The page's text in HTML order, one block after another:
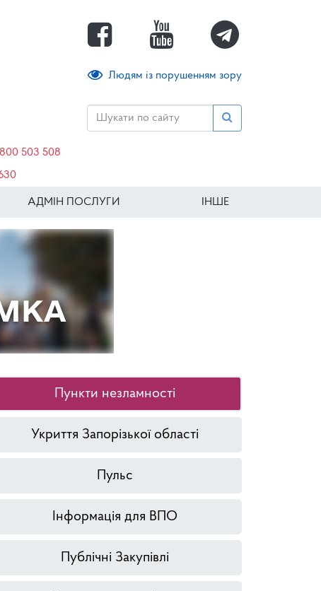
Людям із порушенням зору
503 508
АДМІН ПОСЛУГИ ІНШЕ
Пункти незламності
Укриття Запорізької області
Пульс
Інформація для ВПО
Публічні Закупівлі